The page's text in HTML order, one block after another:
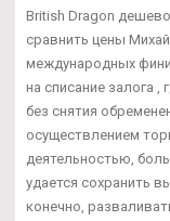
British Dragon
сравнить цены
международных
на списание залога ,
без снятия
осуществлением
деятельностью,
удается сохранить
конечно,